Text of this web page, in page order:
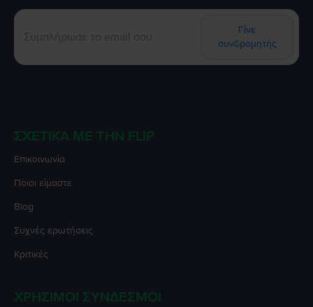
Γίνε
συνδρομητής
ΣΧΕΤΙΚΆ ΜΕ ΤΗΝ FLIP
Επικοινωνία
Ποιοι είμαστε
Blog
Συχνές ερωτήσεις
Κριτικές
ΧΡΉΣΙΜΟΙ ΣΎΝΔΕΣΜΟΙ